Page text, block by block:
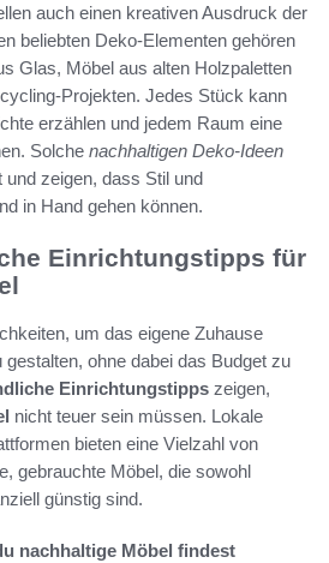
auch einen kreativen Ausdruck der
beliebten Deko-Elementen gehören
Glas, Möbel aus alten Holzpaletten
Projekten. Jedes Stück kann
erzählen und jedem Raum eine
Solche nachhaltigen Deko-Ideen
zeigen, dass Stil und
in Hand gehen können.
Einrichtungstipps für
um das eigene Zuhause
ohne dabei das Budget zu
Einrichtungstipps zeigen,
nicht teuer sein müssen. Lokale
bieten eine Vielzahl von
gebrauchte Möbel, die sowohl
günstig sind.
nachhaltige Möbel findest